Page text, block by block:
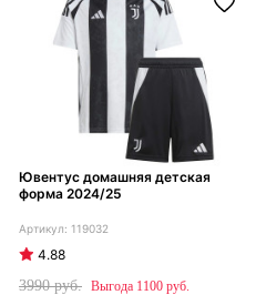
Ювентус домашняя детская
форма 2024/25
119032
4.88
3990
1100